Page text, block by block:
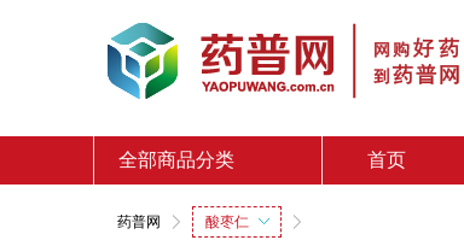
全部商品分类 首页
药普网 酸枣仁